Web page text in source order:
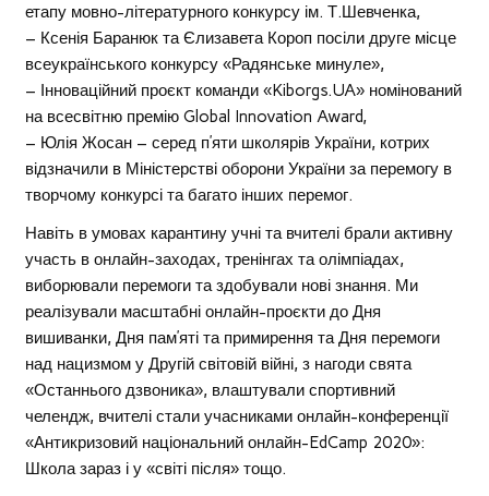
етапу мовно-літературного конкурсу ім. Т.Шевченка,
– Ксенія Баранюк та Єлизавета Короп посіли друге місце
всеукраїнського конкурсу «Радянське минуле»,
– Інноваційний проєкт команди «Kiborgs.UA» номінований
на всесвітню премію Global Innovation Award,
– Юлія Жосан – серед п’яти школярів України, котрих
відзначили в Міністерстві оборони України за перемогу в
творчому конкурсі та багато інших перемог.
Навіть в умовах карантину учні та вчителі брали активну
участь в онлайн-заходах, тренінгах та олімпіадах,
виборювали перемоги та здобували нові знання. Ми
реалізували масштабні онлайн-проєкти до Дня
вишиванки, Дня пам’яті та примирення та Дня перемоги
над нацизмом у Другій світовій війні, з нагоди свята
«Останнього дзвоника», влаштували спортивний
челендж, вчителі стали учасниками онлайн-конференції
«Антикризовий національний онлайн-EdCamp 2020»:
Школа зараз і у «світі після» тощо.